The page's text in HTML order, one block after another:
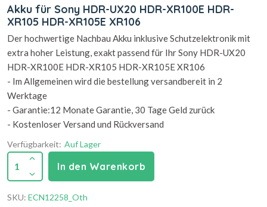
Akku für Sony HDR-UX20 HDR-XR100E HDR-
XR105 HDR-XR105E XR106
Der hochwertige Nachbau Akku inklusive Schutzelektronik mit
extra hoher Leistung, exakt passend für Ihr Sony HDR-UX20
HDR-XR100E HDR-XR105 HDR-XR105E XR106
- Im Allgemeinen wird die bestellung versandbereit in 2
Werktage
- Garantie:12 Monate Garantie, 30 Tage Geld zurück
- Kostenloser Versand und Rückversand
Verfügbarkeit: Auf Lager
1 In den Warenkorb
SKU: ECN12258_Oth